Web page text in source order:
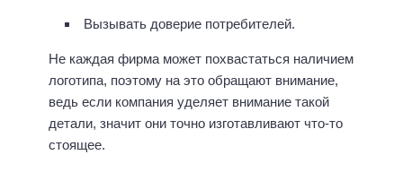
Вызывать доверие потребителей.
Не каждая фирма может похвастаться наличием
логотипа, поэтому на это обращают внимание,
ведь если компания уделяет внимание такой
детали, значит они точно изготавливают что-то
стоящее.